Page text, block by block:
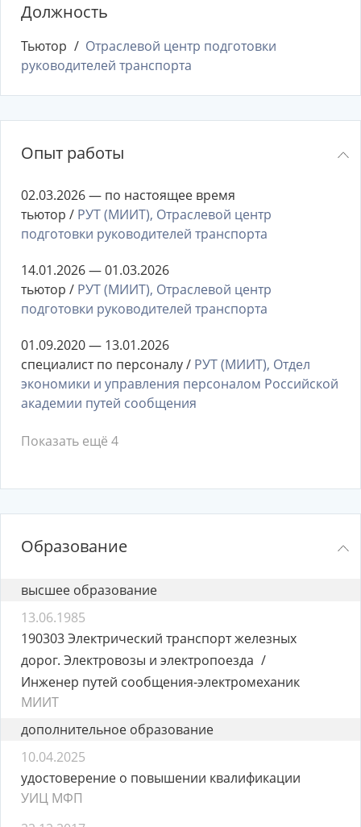
Должность
Тьютор
Отраслевой центр подготовки
руководителей транспорта
Опыт работы
02.03.2026 — по настоящее время
тьютор / РУТ (МИИТ), Отраслевой центр
подготовки руководителей транспорта
14.01.2026 — 01.03.2026
тьютор / РУТ (МИИТ), Отраслевой центр
подготовки руководителей транспорта
01.09.2020 — 13.01.2026
специалист по персоналу / РУТ (МИИТ), Отдел
экономики и управления персоналом Российской
академии путей сообщения
Показать ещё 4
Образование
высшее образование
13.06.1985
190303 Электрический транспорт железных
дорог. Электровозы и электропоезда
Инженер путей сообщения-электромеханик
МИИТ
дополнительное образование
10.04.2025
удостоверение о повышении квалификации
УИЦ МФП